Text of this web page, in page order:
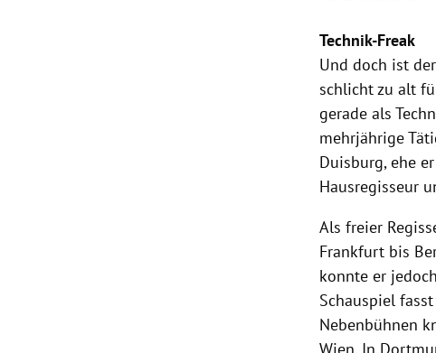
Technik-Freak
Und doch ist
schlicht zu alt
gerade als
mehrjährige
Duisburg, ehe
Hausregisseur
Als freier
Frankfurt bis
konnte er
Schauspiel
Nebenbühnen
Wien. In